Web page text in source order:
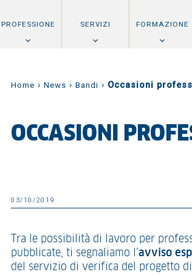
PROFESSIONE SERVIZI FORMAZIONE
Home › News › Bandi › Occasioni
OCCASIONI
03/10/2019
Tra le possibilità di lavoro per
pubblicate, ti segnaliamo l’avviso
del servizio di verifica del progetto